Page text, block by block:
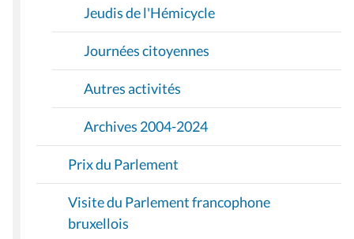
Jeudis de l'Hémicycle
Journées citoyennes
Autres activités
Archives 2004-2024
Prix du Parlement
Visite du Parlement francophone
bruxellois